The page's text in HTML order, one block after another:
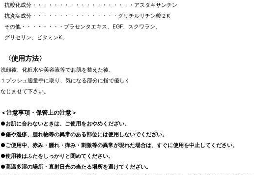
抗酸化成分・・・・・・・・・・・・・・・・・・・アスタキサンチン
抗炎症成分・・・・・・・・・・・・・・・・グリチルリチン酸２K
その他・・・・・・・・プラセンタエキス、EGF、スクワラン、
グリセリン、ビタミンK、
〈使用方法〉
洗顔後、化粧水や美容液等でお肌を整えた後、
１プッシュ適量手に取り、気になる部分に指で優しく
なじませて下さい。
＜注意事項・保管上の注意＞
●お肌に合わないときは、ご使用をおやめくだざい。
●傷や湿疹、腫れ物等の異常のある部位には使用しないでくだざい。
●ご便用中、赤み・腫れ・痒み・刺激等の異常が現れた場合は、すぐに使用を中止してください。
●使用後はふたをしっかりと閉めてください。
●高温多湿の場所・直射日光の当たる場所を避けてくだざい。